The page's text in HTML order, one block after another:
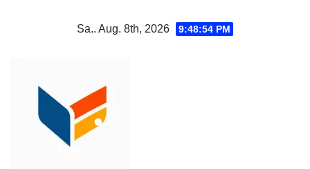
Sa.. Aug. 8th, 2026 9:48:55 PM